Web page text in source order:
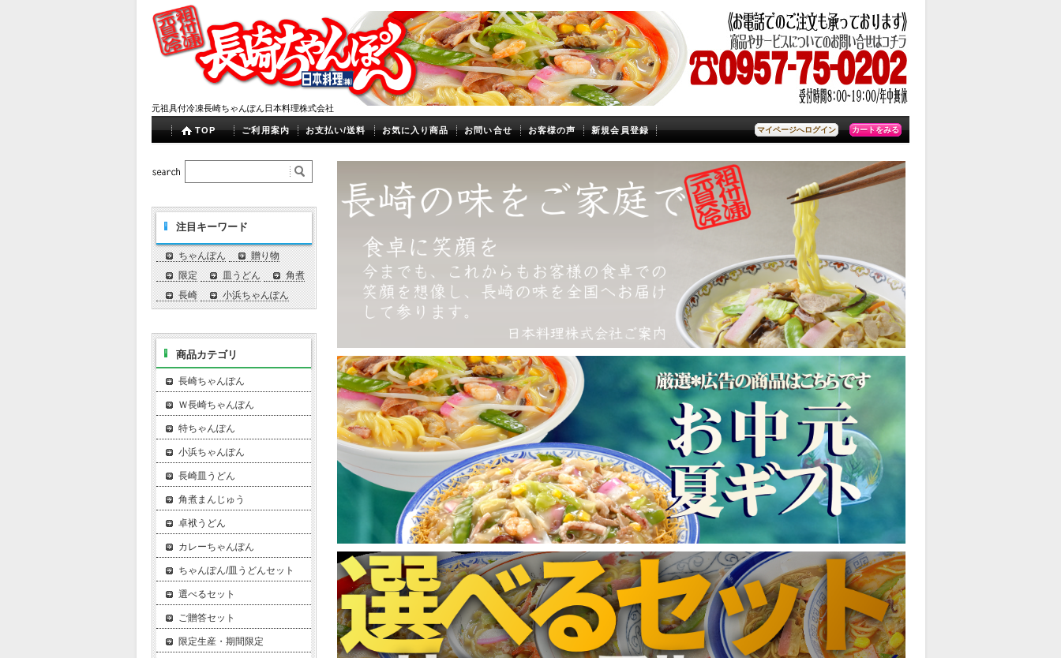
元祖具付冷凍長崎ちゃんぽん日本料理株式会社
マイページへログイン カートをみる
TOP ご利用案内 お支払い/送料 お気に入り商品 お問い合せ お客様の声 新規会員登録
注目キーワード
ちゃんぽん
贈り物
限定
皿うどん
角煮
長崎
小浜ちゃんぽん
商品カテゴリ
長崎ちゃんぽん
Ｗ長崎ちゃんぽん
特ちゃんぽん
小浜ちゃんぽん
長崎皿うどん
角煮まんじゅう
卓袱うどん
カレーちゃんぽん
ちゃんぽん/皿うどんセット
選べるセット
ご贈答セット
限定生産・期間限定